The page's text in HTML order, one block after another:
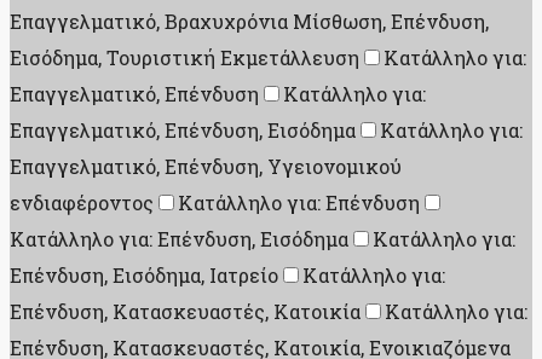
Επαγγελματικό, Βραχυχρόνια Μίσθωση, Επένδυση,
Εισόδημα, Τουριστική Εκμετάλλευση
Κατάλληλο για:
Επαγγελματικό, Επένδυση
Κατάλληλο για:
Επαγγελματικό, Επένδυση, Εισόδημα
Κατάλληλο για:
Επαγγελματικό, Επένδυση, Υγειονομικού
ενδιαφέροντος
Κατάλληλο για: Επένδυση
Κατάλληλο για: Επένδυση, Εισόδημα
Κατάλληλο για:
Επένδυση, Εισόδημα, Ιατρείο
Κατάλληλο για:
Επένδυση, Κατασκευαστές, Κατοικία
Κατάλληλο για:
Επένδυση, Κατασκευαστές, Κατοικία, Ενοικιαζόμενα